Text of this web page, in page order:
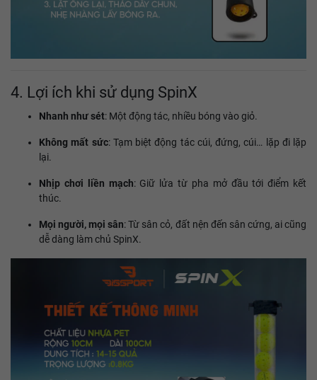
4. Lợi ích khi sử dụng SpinX
Nhanh như sét: Một động tác, nhiều bóng vào giỏ.
Không mất sức: Tạm biệt động tác cúi, đứng, cúi… lặp đi lặp
lại.
Nhịp chơi liền mạch: Giữ lửa từ pha mở đầu tới điểm kết
thúc.
Mọi người, mọi sân: Từ sân cỏ, đất nện đến sân cứng, ai cũng
dễ dàng làm chủ SpinX.